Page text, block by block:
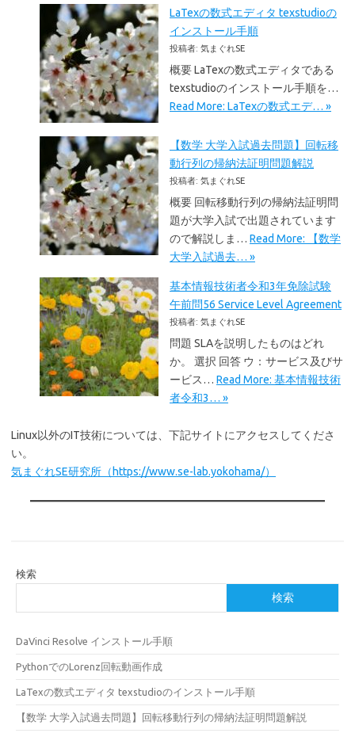
LaTexの数式エディタ texstudioの
インストール手順
投稿者: 気まぐれSE
概要 LaTexの数式エディタである
texstudioのインストール手順を…
Read More: LaTexの数式エデ… »
【数学 大学入試過去問題】回転移
動行列の帰納法証明問題解説
投稿者: 気まぐれSE
概要 回転移動行列の帰納法証明問
題が大学入試で出題されています
ので解説しま… Read More: 【数学
大学入試過去… »
基本情報技術者令和3年免除試験
午前問56 Service Level Agreement
投稿者: 気まぐれSE
問題 SLAを説明したものはどれ
か。 選択 回答 ウ：サービス及びサ
ービス… Read More: 基本情報技術
者令和3… »
Linux以外のIT技術については、下記サイトにアクセスしてくださ
い。
気まぐれSE研究所（https://www.se-lab.yokohama/）
検索
検索
DaVinci Resolve インストール手順
PythonでのLorenz回転動画作成
LaTexの数式エディタ texstudioのインストール手順
【数学 大学入試過去問題】回転移動行列の帰納法証明問題解説